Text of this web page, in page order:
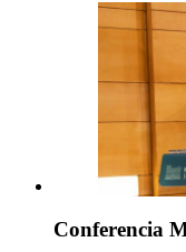
Conferencia